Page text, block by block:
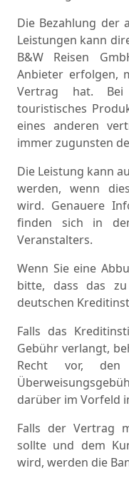
Die Bezahlung der
Leistungen kann
B&W Reisen
Anbieter erfolgen,
Vertrag hat. Bei
touristisches
eines anderen
immer zugunsten
Die Leistung kann
werden, wenn
wird. Genauere
finden sich in
Veranstalters.
Wenn Sie eine
bitte, dass das
deutschen
Falls das
Gebühr verlangt,
Recht vor, den
darüber im Vorfeld
Falls der Vertrag
sollte und dem
wird, werden die